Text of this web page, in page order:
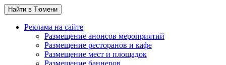
Найти в Тюмени
Реклама на сайте
Размещение анонсов мероприятий
Размещение ресторанов и кафе
Размещение мест и площадок
Размещение баннеров